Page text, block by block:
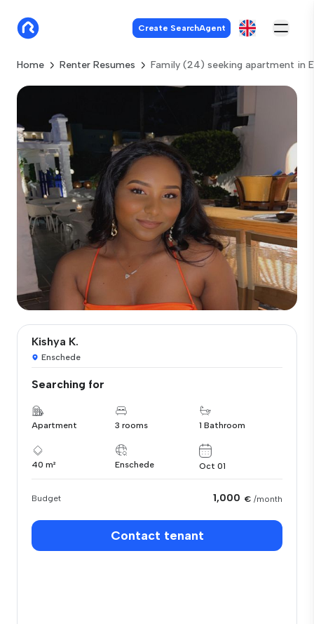
Create SearchAgent
Home Renter Resumes Family (24) seeking apartment in
Kishya K.
Enschede
Searching for
Apartment 3 rooms 1 Bathroom
40 m² Enschede Oct 01
Budget 1,000 € /month
Contact tenant